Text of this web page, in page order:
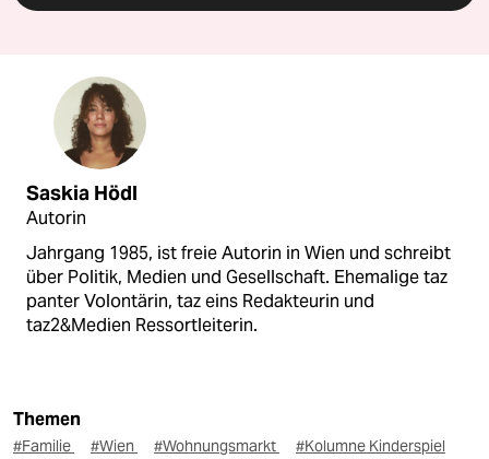
Saskia Hödl
Autorin
Jahrgang 1985, ist freie Autorin in Wien und schreibt
über Politik, Medien und Gesellschaft. Ehemalige taz
panter Volontärin, taz eins Redakteurin und
taz2&Medien Ressortleiterin.
Themen
#Familie #Wien #Wohnungsmarkt #Kolumne Kinderspiel